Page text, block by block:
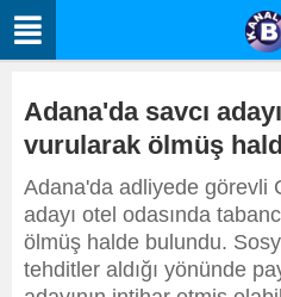
Adana'da savcı
vurularak ölmüş
Adana'da adliyede görevli
adayı otel odasında
ölmüş halde bulundu.
tehditler aldığı yönünde